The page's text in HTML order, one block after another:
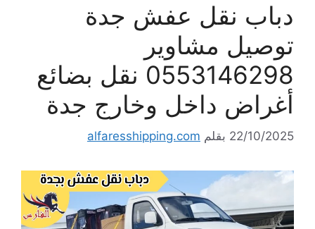
دباب نقل عفش جدة
توصيل مشاوير
0553146298 نقل بضائع
أغراض داخل وخارج جدة
22/10/2025 بقلم alfaresshipping.com